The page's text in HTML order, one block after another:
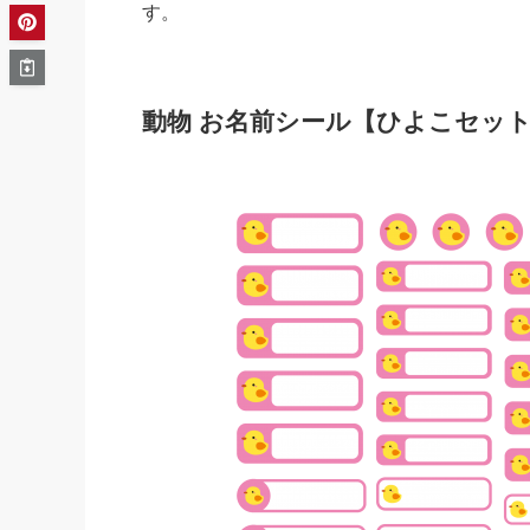
す。
動物 お名前シール【ひよこセッ